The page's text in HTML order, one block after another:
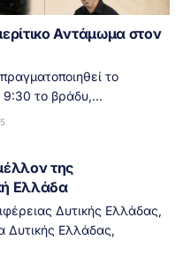
Αντάμωμα στον
το
το βράδυ,...
της
Ελλάδα
Δυτικής Ελλάδας,
Δυτικής Ελλάδας,